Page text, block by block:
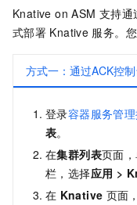
Knative on ASM 支持通
式部署 Knative 服务。
方式一：通过ACK控
登录容器服务管
表。
在集群列表页面
栏，选择应用 >
在 Knative 页面